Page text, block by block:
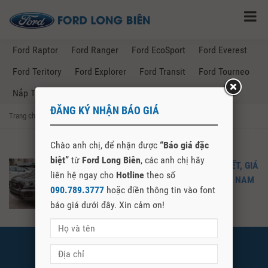
Ford Raptor Ford Ranger Ford EcoSport
Ford Everest
Ford Teritory
Ford Explorer Ford Transit
Ford Tourneo
Nắp Thùng Ford Ranger
Trang chủ Posts Tagged "ford ranger wildtrak tại nam định"
FORD RANGER WILDTRAK – CHI TIẾT, GIÁ
BÁN FORD RANGER WILDTRAK TẠI NAM
ĐỊNH – LONG BIÊN FORD
ĐĂNG KÝ NHẬN BÁO GIÁ
Chào anh chị, để nhận được “Báo giá đặc
biệt” từ Ford Long Biên, các anh chị hãy
liên hệ ngay cho Hotline theo số
090.789.3777 hoặc điền thông tin vào font
báo giá dưới đây. Xin cảm ơn!